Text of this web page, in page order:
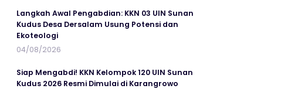
Langkah Awal Pengabdian: KKN 03 UIN Sunan
Kudus Desa Dersalam Usung Potensi dan
Ekoteologi
04/08/2026
Siap Mengabdi! KKN Kelompok 120 UIN Sunan
Kudus 2026 Resmi Dimulai di Karangrowo